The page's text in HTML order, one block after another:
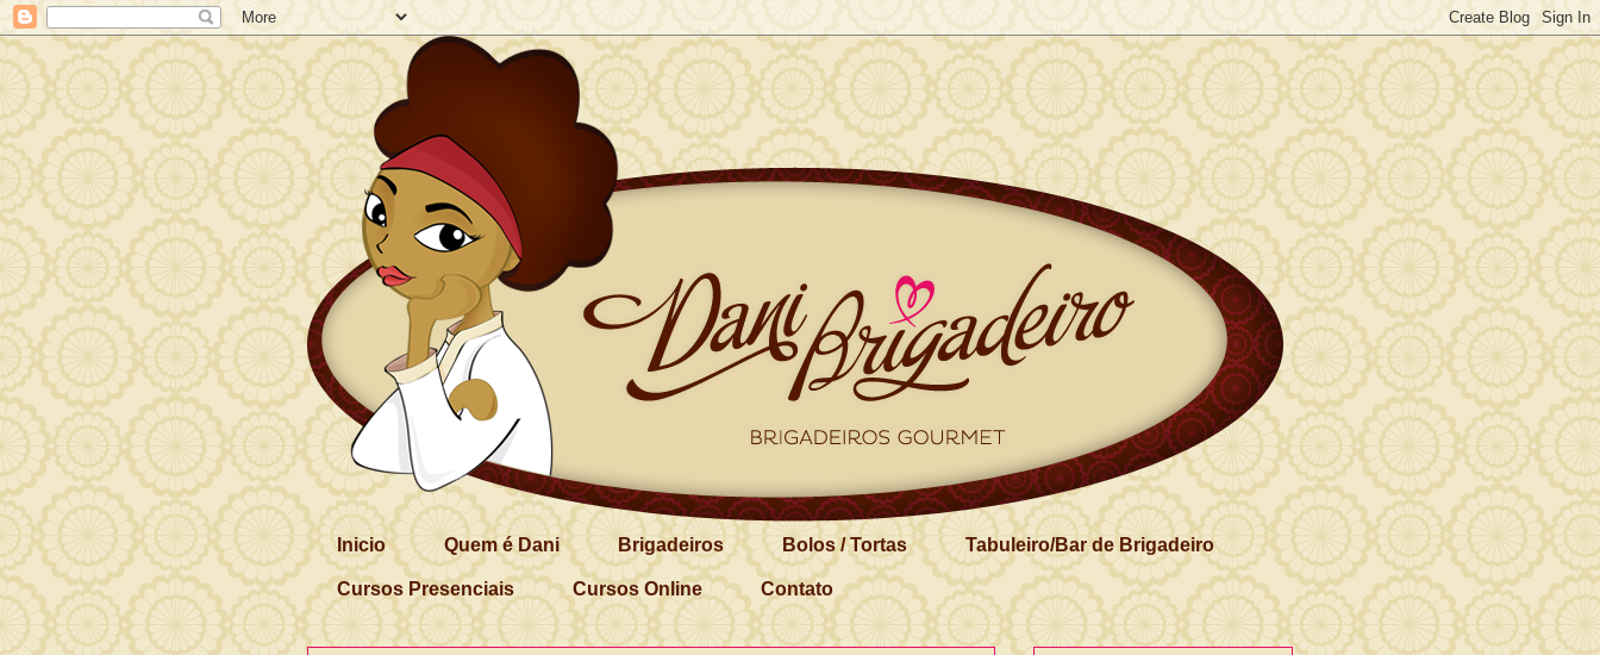
Inicio Quem é Dani Brigadeiros Bolos / Tortas Tabuleiro/Bar de Brigadeiro
Cursos Presenciais Cursos Online Contato